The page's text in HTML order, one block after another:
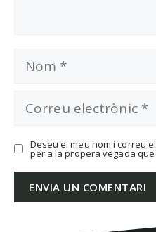
Nom
Correu
Deseu el meu nom i correu
per a la propera vegada que